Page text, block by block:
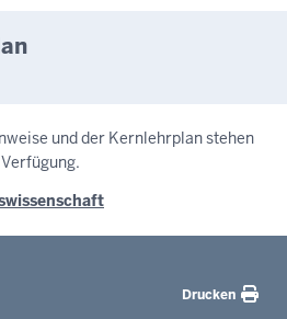
und der Kernlehrplan stehen
Drucken